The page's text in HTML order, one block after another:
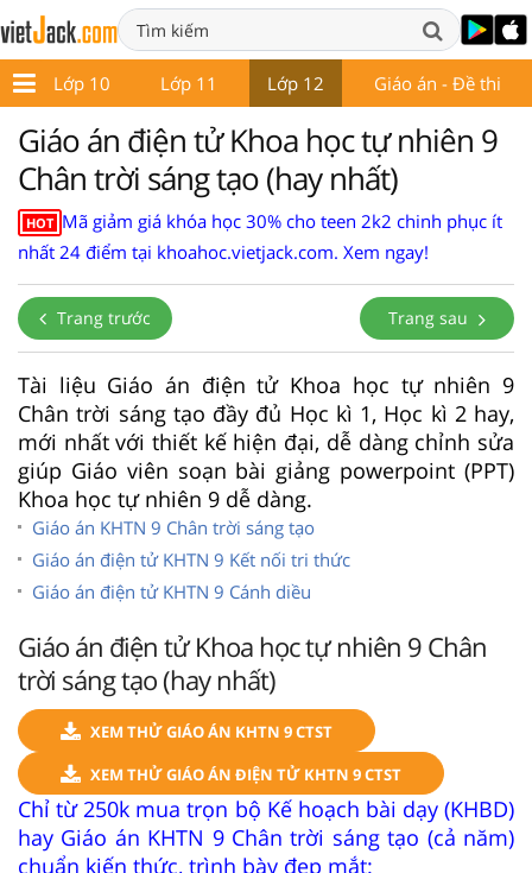
Lớp 10 Lớp 11 Lớp 12 Giáo án - Đề thi
Giáo án điện tử Khoa học tự nhiên 9
Chân trời sáng tạo (hay nhất)
HOT Mã giảm giá khóa học 30% cho teen 2k2 chinh phục ít
nhất 24 điểm tại khoahoc.vietjack.com. Xem ngay!
Trang trước Trang sau
Tài liệu Giáo án điện tử Khoa học tự nhiên 9
Chân trời sáng tạo đầy đủ Học kì 1, Học kì 2 hay,
mới nhất với thiết kế hiện đại, dễ dàng chỉnh sửa
giúp Giáo viên soạn bài giảng powerpoint (PPT)
Khoa học tự nhiên 9 dễ dàng.
Giáo án KHTN 9 Chân trời sáng tạo
Giáo án điện tử KHTN 9 Kết nối tri thức
Giáo án điện tử KHTN 9 Cánh diều
Giáo án điện tử Khoa học tự nhiên 9 Chân
trời sáng tạo (hay nhất)
XEM THỬ GIÁO ÁN KHTN 9 CTST
XEM THỬ GIÁO ÁN ĐIỆN TỬ KHTN 9 CTST
Chỉ từ 250k mua trọn bộ Kế hoạch bài dạy (KHBD)
hay Giáo án KHTN 9 Chân trời sáng tạo (cả năm)
chuẩn kiến thức, trình bày đẹp mắt: